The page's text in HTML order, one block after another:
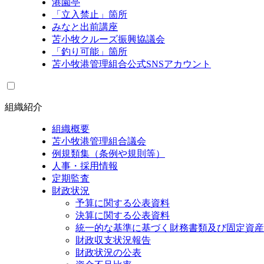
港園亭
「立入禁止」箇所
みなと出前講座
苫小牧クルーズ振興協議会
「釣り可能」箇所
苫小牧港管理組合公式SNSアカウント
組織紹介
組織概要
苫小牧港管理組合議会
例規類集（条例や規則等）
人事・採用情報
定期監査
財政状況
予算に関する公表資料
決算に関する公表資料
統一的な基準に基づく財務書類及び固定資
財政収支状況報告
財政状況の公表